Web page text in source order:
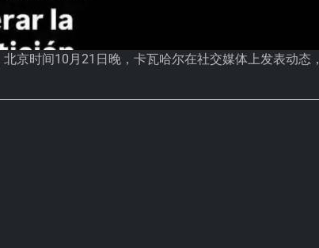
京时间10月21日晚，卡瓦哈尔在社交媒体上发表动态，